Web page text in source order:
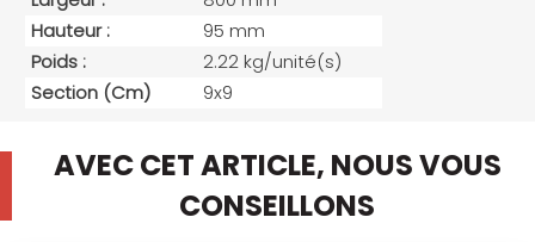
Hauteur :
95 mm
Poids :
2.22 kg/unité(s)
Section (cm)
9x9
AVEC CET ARTICLE, NOUS VOUS
CONSEILLONS